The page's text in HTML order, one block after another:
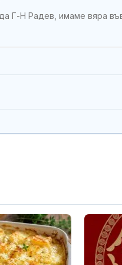
Г-Н Радев, имаме вяра